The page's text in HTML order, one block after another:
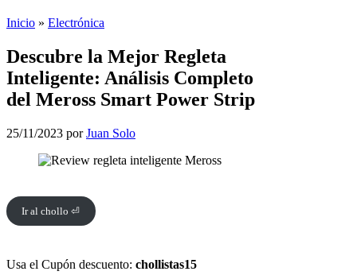
Inicio » Electrónica
Descubre la Mejor Regleta
Inteligente: Análisis Completo
del Meross Smart Power Strip
25/11/2023 porJuan Solo
Ir al chollo ⏎
Usa el Cupón descuento: chollistas15